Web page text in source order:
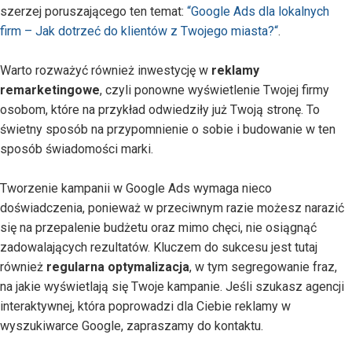
szerzej poruszającego ten temat: “Google Ads dla lokalnych
firm – Jak dotrzeć do klientów z Twojego miasta?“.
Warto rozważyć również inwestycję w reklamy
remarketingowe, czyli ponowne wyświetlenie Twojej firmy
osobom, które na przykład odwiedziły już Twoją stronę. To
świetny sposób na przypomnienie o sobie i budowanie w ten
sposób świadomości marki.
Tworzenie kampanii w Google Ads wymaga nieco
doświadczenia, ponieważ w przeciwnym razie możesz narazić
się na przepalenie budżetu oraz mimo chęci, nie osiągnąć
zadowalających rezultatów. Kluczem do sukcesu jest tutaj
również regularna optymalizacja, w tym segregowanie fraz,
na jakie wyświetlają się Twoje kampanie. Jeśli szukasz agencji
interaktywnej, która poprowadzi dla Ciebie reklamy w
wyszukiwarce Google, zapraszamy do kontaktu.